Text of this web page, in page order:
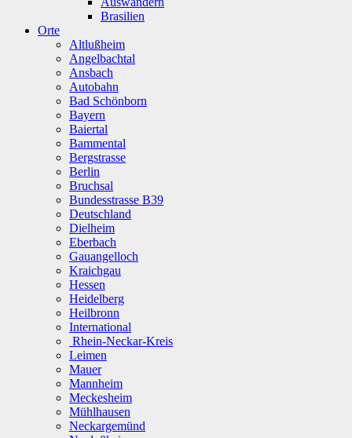
Brasilien
Orte
Altlußheim
Angelbachtal
Ansbach
Autobahn
Bad Schönborn
Bayern
Baiertal
Bammental
Bergstrasse
Berlin
Bruchsal
Bundesstrasse B39
Deutschland
Dielheim
Eberbach
Gauangelloch
Kraichgau
Hessen
Heidelberg
Heilbronn
International
Rhein-Neckar-Kreis
Leimen
Mauer
Mannheim
Meckesheim
Mühlhausen
Neckargemünd